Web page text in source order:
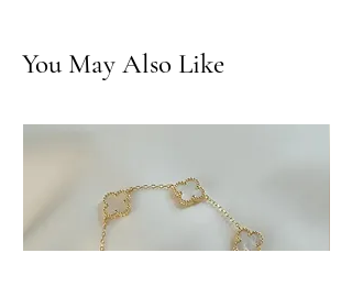
You May Also Like